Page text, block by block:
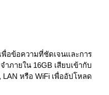
พื่อข้อความที่ชัดเจนและการ
ภายใน 16GB เสียบเข้ากับ
หรือ WiFi เพื่ออัปโหลด